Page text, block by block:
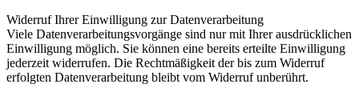
Widerruf Ihrer Einwilligung zur Datenverarbeitung
Viele Datenverarbeitungsvorgänge sind nur mit Ihrer ausdrücklichen
Einwilligung möglich. Sie können eine bereits erteilte Einwilligung
jederzeit widerrufen. Die Rechtmäßigkeit der bis zum Widerruf
erfolgten Datenverarbeitung bleibt vom Widerruf unberührt.